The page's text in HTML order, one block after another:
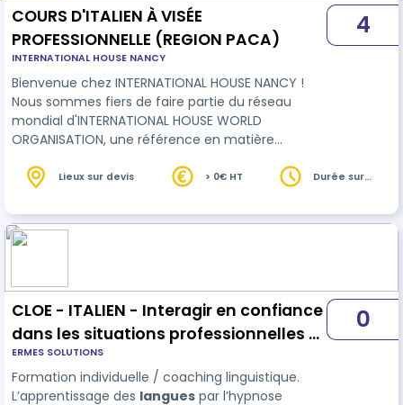
COURS D'ITALIEN À VISÉE
PROFESSIONNELLE (REGION PACA)
INTERNATIONAL HOUSE NANCY
Bienvenue chez INTERNATIONAL HOUSE NANCY !
Nous sommes fiers de faire partie du réseau
mondial d'INTERNATIONAL HOUSE WORLD
ORGANISATION, une référence en matière
écoles affiliées dans plus de 50 pays. Chez IH
formations linguistiques de qualité adaptées à
vos besoins professionnels. Que vous soyez
4
Lieux sur devis > 0€ HT
Durée sur
CLOE - ITALIEN - Interagir en confiance
dans les situations professionnelles -
parcours 27 h
ERMES SOLUTIONS
Formation individuelle / coaching linguistique.
L’apprentissage des langues par l’hypnose
0